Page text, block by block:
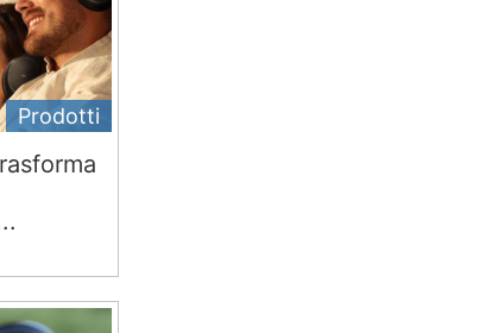
Prodotti